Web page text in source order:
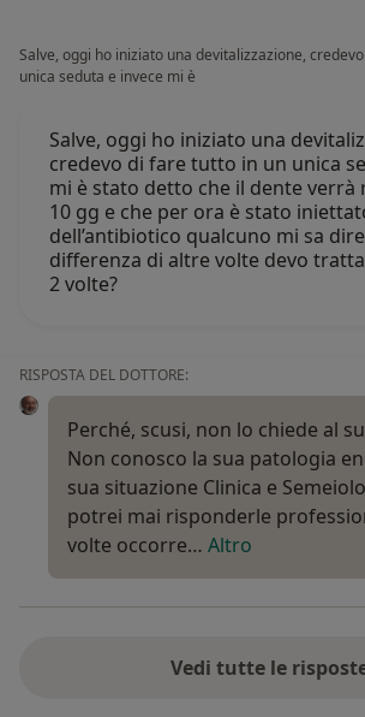
Salve, oggi ho iniziato una devitalizzazione,
unica seduta e invece mi è
Salve, oggi ho iniziato una
credevo di fare tutto in un unica
mi è stato detto che il dente verrà
10 gg e che per ora è stato
dell’antibiotico qualcuno mi sa
differenza di altre volte devo
2 volte?
RISPOSTA DEL DOTTORE:
Perché, scusi, non lo chiede al
Non conosco la sua patologia
sua situazione Clinica e
potrei mai risponderle
volte occorre… Altro
Vedi tutte le